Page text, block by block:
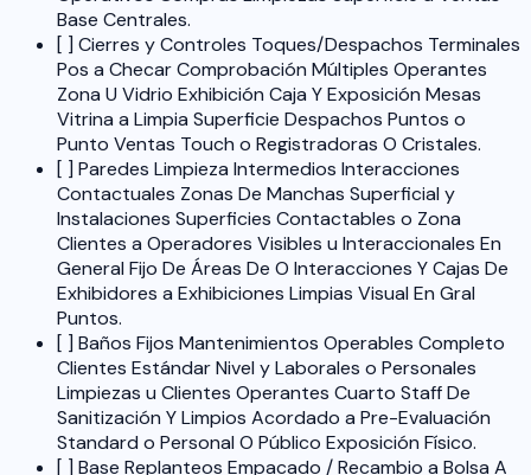
Base Centrales.
[ ] Cierres y Controles Toques/Despachos Terminales
Pos a Checar Comprobación Múltiples Operantes
Zona U Vidrio Exhibición Caja Y Exposición Mesas
Vitrina a Limpia Superficie Despachos Puntos o
Punto Ventas Touch o Registradoras O Cristales.
[ ] Paredes Limpieza Intermedios Interacciones
Contactuales Zonas De Manchas Superficial y
Instalaciones Superficies Contactables o Zona
Clientes a Operadores Visibles u Interaccionales En
General Fijo De Áreas De O Interacciones Y Cajas De
Exhibidores a Exhibiciones Limpias Visual En Gral
Puntos.
[ ] Baños Fijos Mantenimientos Operables Completo
Clientes Estándar Nivel y Laborales o Personales
Limpiezas u Clientes Operantes Cuarto Staff De
Sanitización Y Limpios Acordado a Pre-Evaluación
Standard o Personal O Público Exposición Físico.
[ ] Base Replanteos Empacado / Recambio a Bolsa A